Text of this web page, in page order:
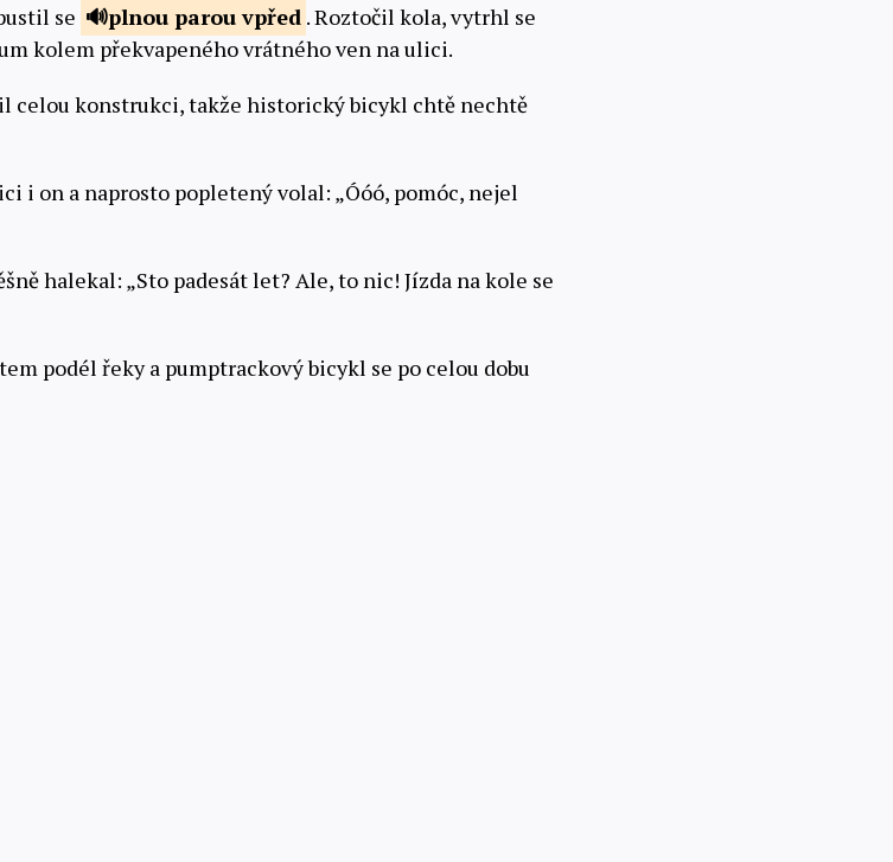
se
plnou parou vpřed . Roztočil kola, vytrhl se
kolem překvapeného vrátného ven na ulici.
celou konstrukci, takže historický bicykl chtě nechtě
i on a naprosto popletený volal: „Óóó, pomóc, nejel
halekal: „Sto padesát let? Ale, to nic! Jízda na kole se
podél řeky a pumptrackový bicykl se po celou dobu